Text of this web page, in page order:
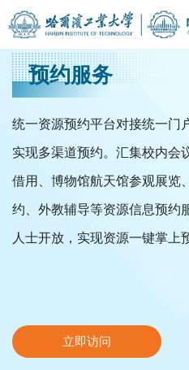
预约服务
统一资源预约平台对接统一门
实现多渠道预约。汇集校内会
借用、博物馆航天馆参观展览
约、外教辅导等资源信息预约​
人士开放，实现资源一键掌上
立即访问